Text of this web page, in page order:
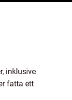
inklusive
fatta ett